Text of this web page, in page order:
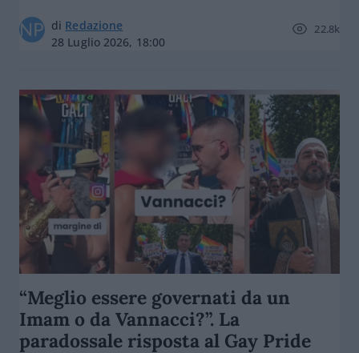
di Redazione
28 Luglio 2026, 18:00
22.8k
“Meglio essere governati da un
Imam o da Vannacci?”. La
paradossale risposta al Gay Pride